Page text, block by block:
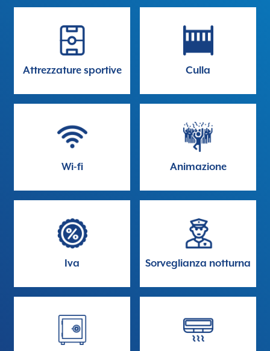
Attrezzature sportive Culla
Wi-fi Animazione
Iva Sorveglianza notturna